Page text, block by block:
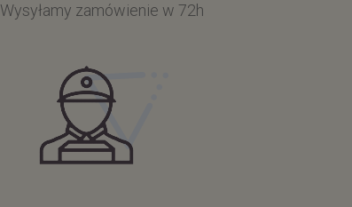
Wysyłamy zamówienie w 72h